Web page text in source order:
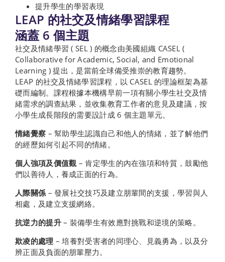
提升學生的學習表現
LEAP 的社交及情緒學習課程
涵蓋 6 個主題
社交及情緒學習 ( SEL ) 的概念由美國組織 CASEL (
Collaborative for Academic, Social, and Emotional
Learning ) 提出，是當前全球備受推崇的教育趨勢。
LEAP 的社交及情緒學習課程，以 CASEL 的理論框架為基
礎而編制。課程根據本機構早前一項有關小學生社交及情
緒需求的調查結果，並收集教育工作者的意見及建議，按
小學生成長階段的需要設計成 6 個主題單元。
情緒覺察 – 幫助學生認識自己和他人的情緒，並了解他們
的經歷如何引起不同的情緒。
個人強項及價值觀 – 肯定學生的內在強項和特質，鼓勵他
們以善待人，養成正面的行為。
人際關係 – 發展社交技巧及建立朋輩間的支援，學習與人
相處，及建立支援網絡。
抗逆力的提升– 裝備學生有效應對挑戰和逆境的策略。
欺凌的處理 – 培養對受害者的同理心、見義勇為，以及分
辨正面及負面的朋輩壓力。